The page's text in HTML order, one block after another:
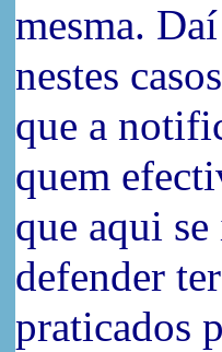
mesma.
nestes
que a
quem
que aqui
defender
praticados